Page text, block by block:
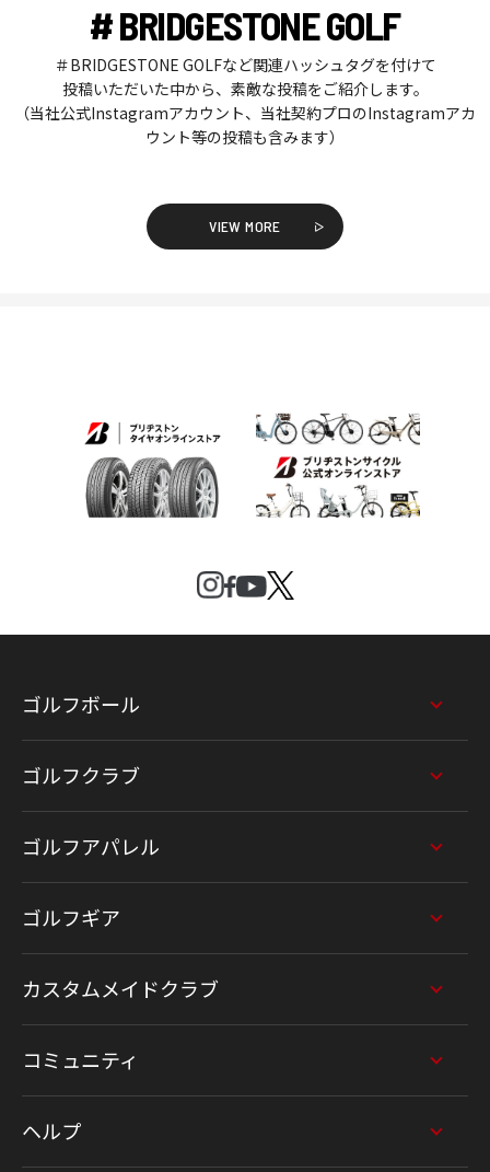
# BRIDGESTONE GOLF
＃BRIDGESTONE GOLFなど関連ハッシュタグを付けて
投稿いただいた中から、素敵な投稿をご紹介します。
（当社公式Instagramアカウント、当社契約プロのInstagramアカ
ウント等の投稿も含みます）
VIEW MORE
ゴルフボール
ゴルフクラブ
ゴルフアパレル
ゴルフギア
カスタムメイドクラブ
コミュニティ
ヘルプ